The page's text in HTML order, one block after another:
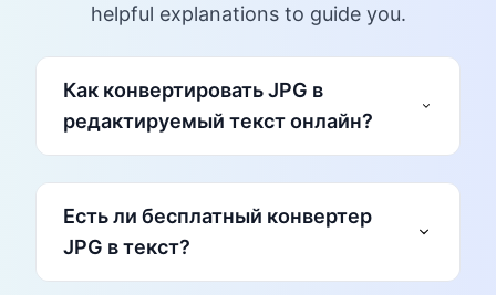
helpful explanations to guide you.
Как конвертировать JPG в
редактируемый текст онлайн?
редактируемый текст
Есть ли бесплатный конвертер
JPG в текст?